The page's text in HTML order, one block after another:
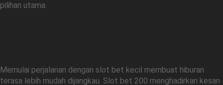
pilihan utama.
Memulai perjalanan dengan slot bet kecil membuat hiburan
terasa lebih mudah dijangkau. Slot bet 200 menghadirkan kesan